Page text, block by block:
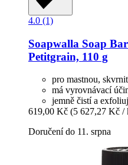
4.0 (1)
Soapwalla Soap
Petitgrain, 110 g
pro mastnou,
má vyrovnávací
jemně čistí a
619,00 Kč (5 627,27 Kč /
Doručení do 11. srpna